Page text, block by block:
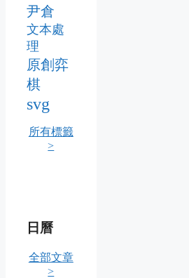
尹倉
文本處
理
原創弈
棋
svg
所有標籤
>
日曆
全部文章
>